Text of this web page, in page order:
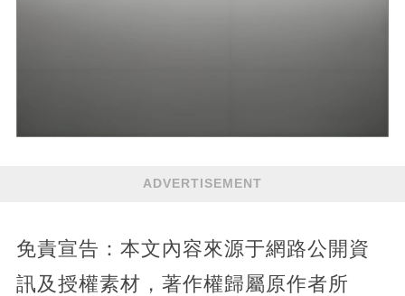
ADVERTISEMENT
免責宣告：本文內容來源于網路公開資
訊及授權素材，著作權歸屬原作者所